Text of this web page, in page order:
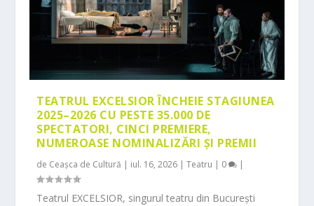
TEATRUL EXCELSIOR ÎNCHEIE STAGIUNEA
2025–2026 CU PESTE 35.000 DE
SPECTATORI, CINCI PREMIERE,
NUMEROASE NOMINALIZĂRI ȘI PREMII
de Ceașca de Cultură | iul. 16, 2026 |Teatru | 0 |
Teatrul EXCELSIOR, singurul teatru din București